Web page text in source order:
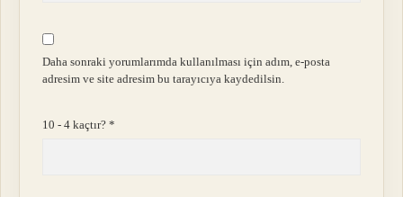
Daha sonraki yorumlarımda kullanılması için adım, e-posta
adresim ve site adresim bu tarayıcıya kaydedilsin.
10 - 4 kaçtır?*